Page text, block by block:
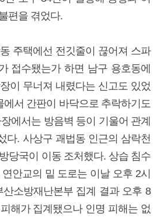
편을 겪었다.
주택에선 전깃줄이 끊어져 스파
접수됐는가 하면 남구 용호동에
이 무너져 내렸다는 신고도 있었
서 간판이 바닥으로 추락하기도
에서는 방음벽 등이 기울어 관계
다. 사상구 괘법동 인근의 삼락천
당국이 이동 조처했다. 상습 침수
안교의 밑 도로는 이날 오후 2시
소방재난본부 집계 결과 오후 8
해가 집계됐으나 인명 피해는 없